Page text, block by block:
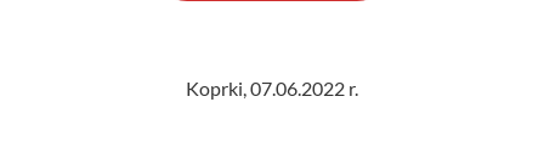
Koprki, 07.06.2022 r.